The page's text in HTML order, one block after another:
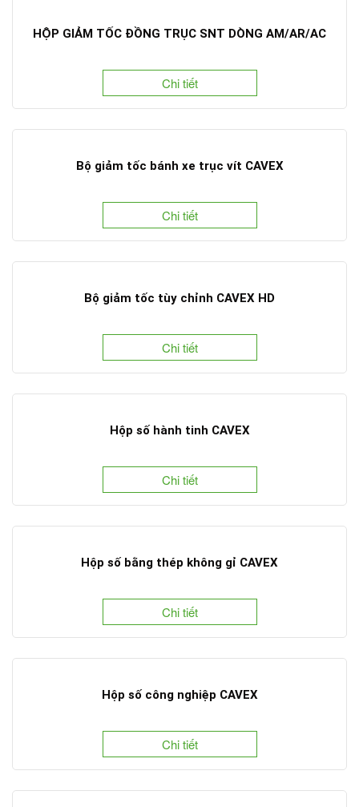
HỘP GIẢM TỐC ĐỒNG TRỤC SNT DÒNG AM/AR/AC
Chi tiết
Bộ giảm tốc bánh xe trục vít CAVEX
Chi tiết
Bộ giảm tốc tùy chỉnh CAVEX HD
Chi tiết
Hộp số hành tinh CAVEX
Chi tiết
Hộp số bằng thép không gỉ CAVEX
Chi tiết
Hộp số công nghiệp CAVEX
Chi tiết